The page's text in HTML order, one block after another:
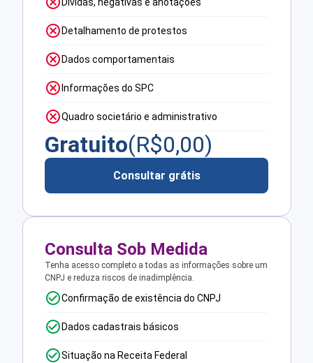
Dívidas, negativas e anotações
Detalhamento de protestos
Dados comportamentais
Informações do SPC
Quadro societário e administrativo
Gratuito(R$0,00)
Consultar grátis
Consulta Sob Medida
Tenha acesso completo a todas as informações sobre um
CNPJ e reduza riscos de inadimplência.
Confirmação de existência do CNPJ
Dados cadastrais básicos
Situação na Receita Federal